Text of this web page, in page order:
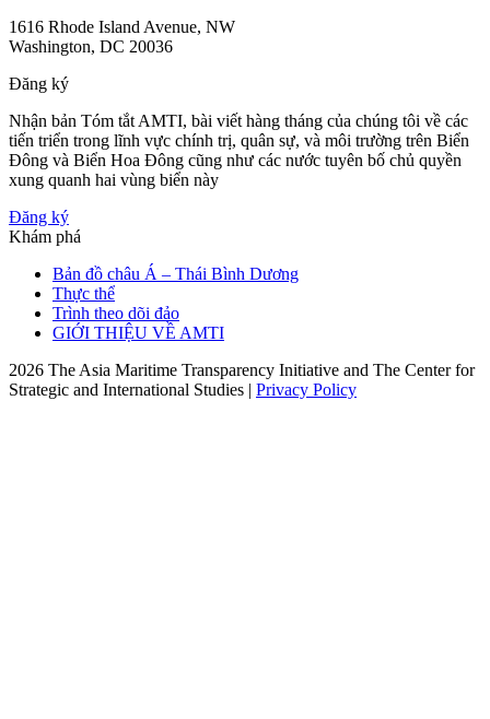
1616 Rhode Island Avenue, NW
Washington, DC 20036
Đăng ký
Nhận bản Tóm tắt AMTI, bài viết hàng tháng của chúng tôi về các
tiến triển trong lĩnh vực chính trị, quân sự, và môi trường trên Biển
Đông và Biển Hoa Đông cũng như các nước tuyên bố chủ quyền
xung quanh hai vùng biển này
Đăng ký
Khám phá
Bản đồ châu Á – Thái Bình Dương
Thực thể
Trình theo dõi đảo
GIỚI THIỆU VỀ AMTI
2026 The Asia Maritime Transparency Initiative and The Center for
Strategic and International Studies | Privacy Policy